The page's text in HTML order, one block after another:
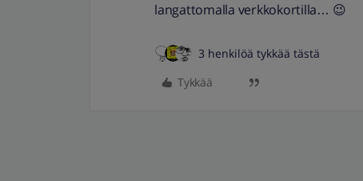
langattomalla verkkokortilla… 😉
3 henkilöä tykkää tästä
Tykkää